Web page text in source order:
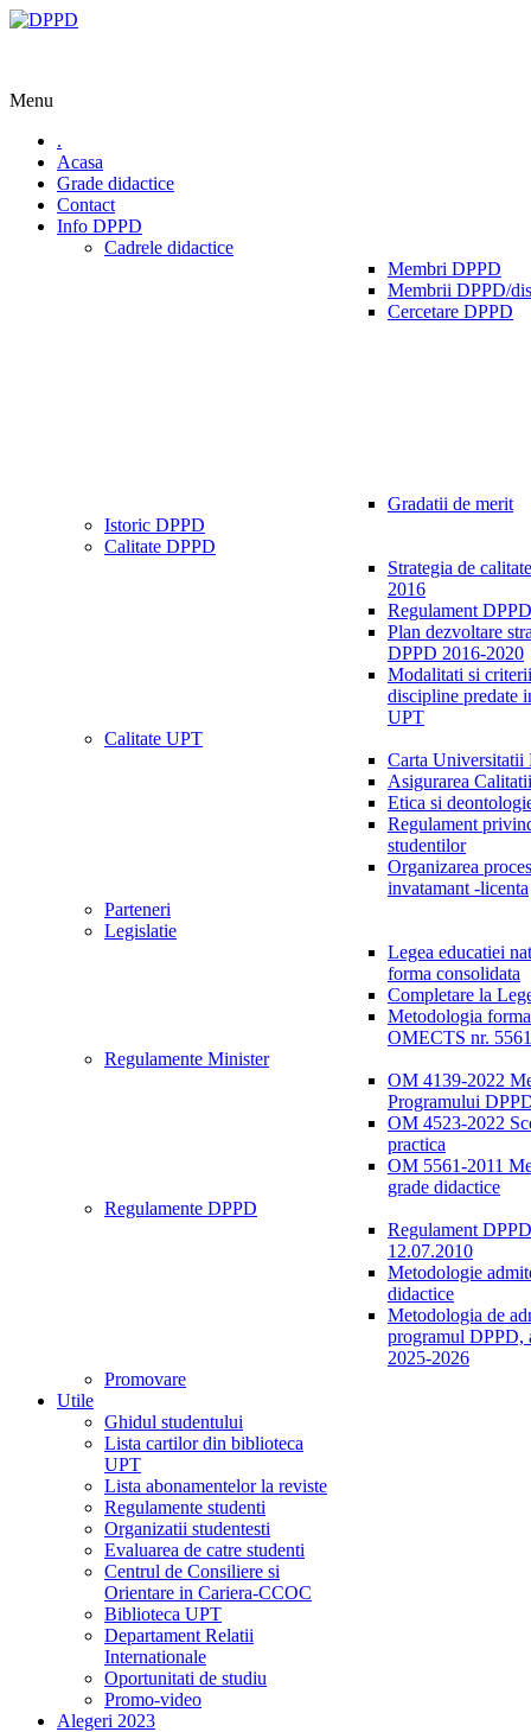
Menu
.
Acasa
Grade didactice
Contact
Info DPPD
Cadrele didactice
Membri DPPD
Membrii DPPD/
Cercetare DPPD
Gradatii de merit
Istoric DPPD
Calitate DPPD
Strategia de
2016
Regulament
Plan dezvoltare
DPPD 2016-2020
Modalitati si
discipline predate
UPT
Calitate UPT
Carta Universitatii
Asigurarea
Etica si
Regulament
studentilor
Organizarea
invatamant -licenta
Parteneri
Legislatie
Legea educatiei
forma consolidata
Completare la
Metodologia
OMECTS nr.
Regulamente Minister
OM 4139-2022
Programului
OM 4523-2022
practica
OM 5561-2011
grade didactice
Regulamente DPPD
Regulament
12.07.2010
Metodologie
didactice
Metodologia de
programul DPPD,
2025-2026
Promovare
Utile
Ghidul studentului
Lista cartilor din biblioteca
UPT
Lista abonamentelor la reviste
Regulamente studenti
Organizatii studentesti
Evaluarea de catre studenti
Centrul de Consiliere si
Orientare in Cariera-CCOC
Biblioteca UPT
Departament Relatii
Internationale
Oportunitati de studiu
Promo-video
Alegeri 2023